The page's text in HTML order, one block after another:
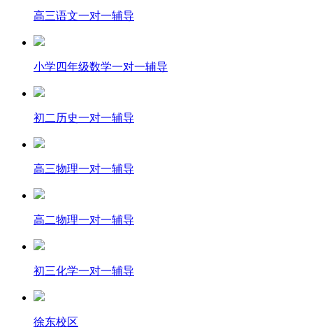
高三语文一对一辅导
小学四年级数学一对一辅导
初二历史一对一辅导
高三物理一对一辅导
高二物理一对一辅导
初三化学一对一辅导
徐东校区